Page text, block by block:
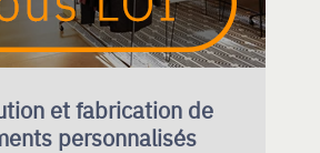
et fabrication de
personnalisés